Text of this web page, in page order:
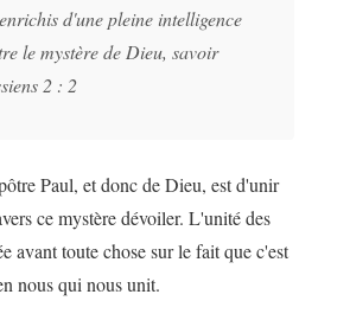
d'une pleine intelligence
le mystère de Dieu, savoir
2 : 2
Paul, et donc de Dieu, est d'unir
ce mystère dévoiler. L'unité des
avant toute chose sur le fait que c'est
nous qui nous unit.